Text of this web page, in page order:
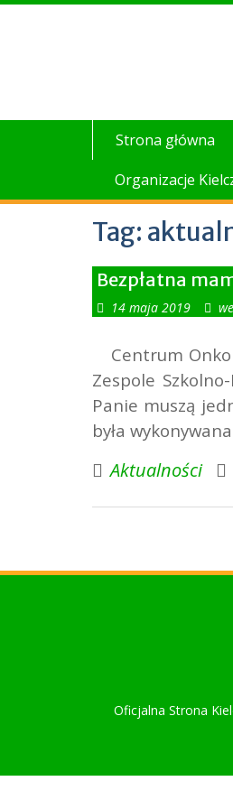
Skip
Strona główna
Organizacje
Tag:
Bezpłatna
14 maja 2019
Centrum
Zespole
Panie muszą
była
Aktualności
Oficjalna Strona